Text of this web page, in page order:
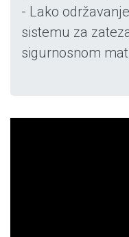
- Lako
sistemu za
sigurnosnom